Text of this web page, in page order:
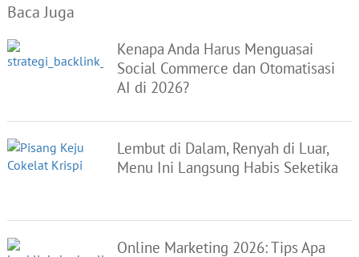
Baca Juga
Kenapa Anda Harus Menguasai
Social Commerce dan Otomatisasi
AI di 2026?
Lembut di Dalam, Renyah di Luar,
Menu Ini Langsung Habis Seketika
Online Marketing 2026: Tips Apa